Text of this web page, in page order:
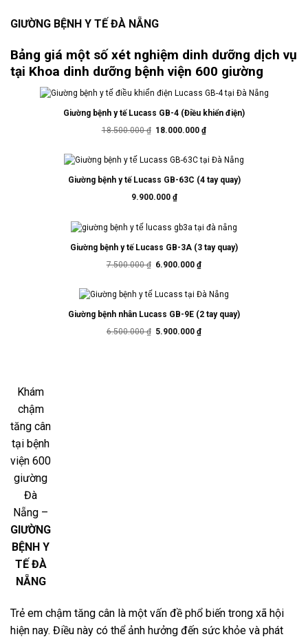
GIƯỜNG BỆNH Y TẾ ĐÀ NẴNG
Bảng giá một số xét nghiệm dinh dưỡng dịch vụ
tại Khoa dinh dưỡng bệnh viện 600 giường
Giường bệnh y tế Lucass GB-4 (Điều khiển điện)
18.500.000₫ Giá
18.500.000 ₫.
18.000.000₫Giá
là:
18.000.000 ₫.
Giường bệnh y tế Lucass GB-63C (4 tay quay)
9.900.000 ₫
Giường bệnh y tế Lucass GB-3A (3 tay quay)
7.500.000₫ Giá
6.900.000₫Giá
hiện
là:
6.900.000 ₫.
Giường bệnh nhân Lucass GB-9E (2 tay quay)
6.500.000₫ Giá
5.900.000₫Giá
Khám
chậm
tăng cân
tại bệnh
viện 600
giường
Đà
Nẵng –
GIƯỜNG
BỆNH Y
TẾ ĐÀ
NẴNG
Trẻ em chậm tăng cân là một vấn đề phổ biến trong xã hội
hiện nay. Điều này có thể ảnh hưởng đến sức khỏe và phát